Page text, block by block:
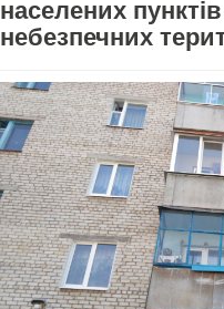
населених
небезпечних